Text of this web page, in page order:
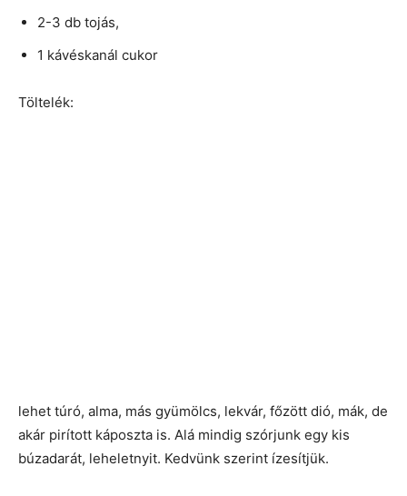
2-3 db tojás,
1 kávéskanál cukor
Töltelék:
lehet túró, alma, más gyümölcs, lekvár, főzött dió, mák, de
akár pirított káposzta is. Alá mindig szórjunk egy kis
búzadarát, leheletnyit. Kedvünk szerint ízesítjük.